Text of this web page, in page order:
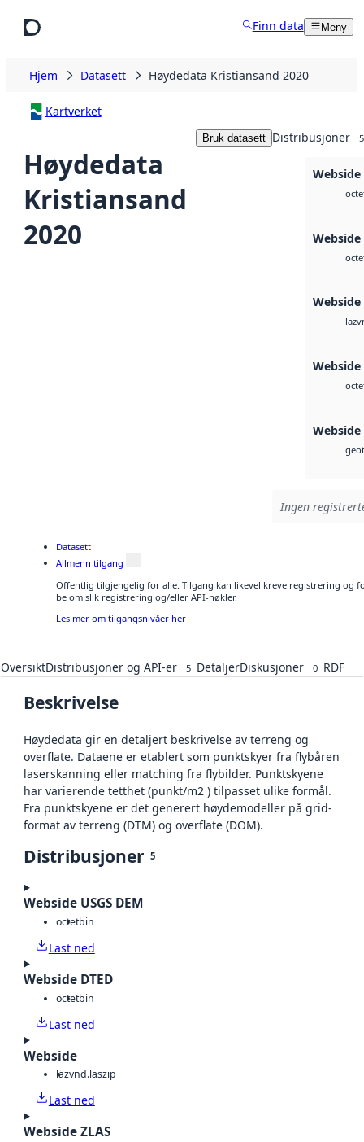
Finn data Meny
Hjem Datasett Høydedata Kristiansand 2020
Kartverket
Høydedata
Kristiansand
2020
Bruk datasett Distribusjoner 5
Webside
Webside
Webside
laz
Webside
Webside
Ingen
Datasett
Allmenn tilgang
Offentlig tilgjengelig for alle. Tilgang kan likevel kreve registrering og
be om slik registrering og/eller API-nøkler.
Les mer om tilgangsnivåer her
OversiktDistribusjoner og API-er 5 DetaljerDiskusjoner 0 RDF
Beskrivelse
Høydedata gir en detaljert beskrivelse av terreng og
overflate. Dataene er etablert som punktskyer fra flybåren
laserskanning eller matching fra flybilder. Punktskyene
har varierende tetthet (punkt/m2 ) tilpasset ulike formål.
Fra punktskyene er det generert høydemodeller på grid-
format av terreng (DTM) og overflate (DOM).
Distribusjoner 5
Webside USGS DEM
octetbin
Last ned
Webside DTED
octetbin
Last ned
Webside
lazvnd.laszip
Last ned
Webside ZLAS